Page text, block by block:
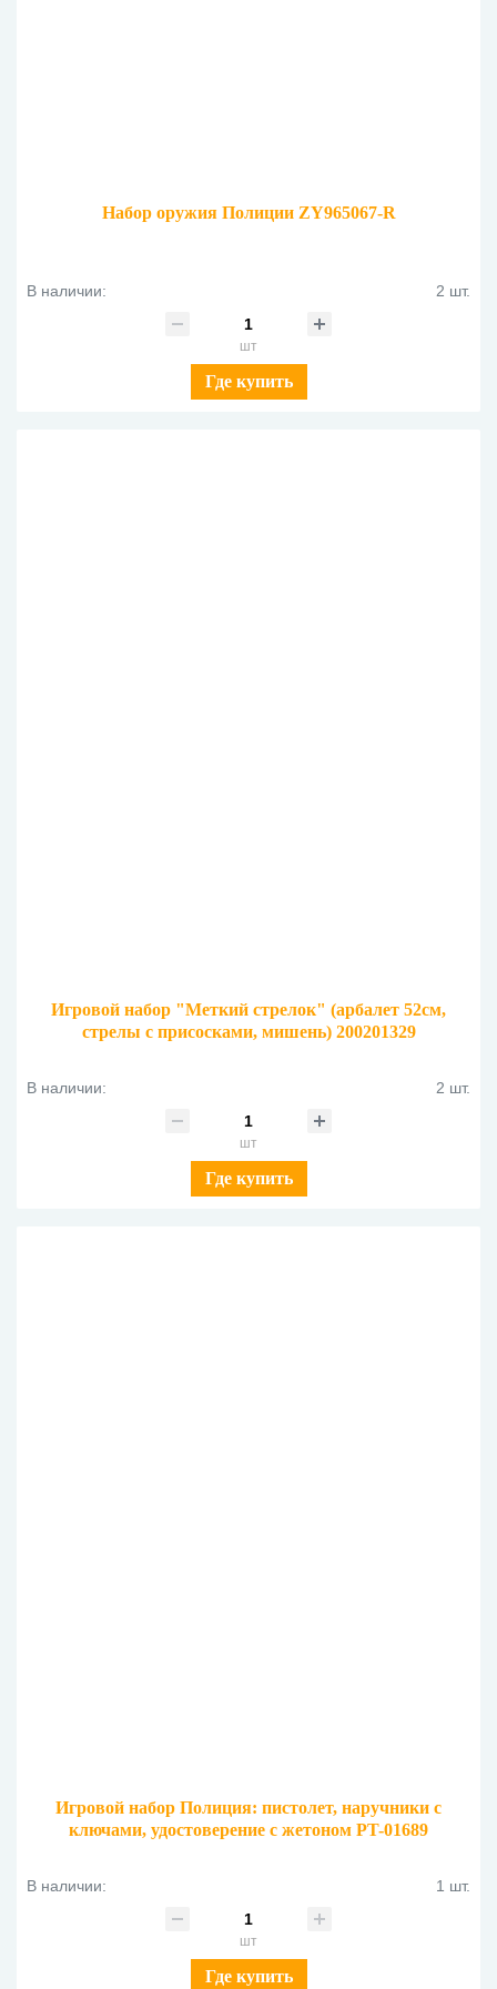
Набор оружия Полиции ZY965067-R
В наличии: 2 шт.
шт
Где купить
Игровой набор "Меткий стрелок" (арбалет 52см,
стрелы с присосками, мишень) 200201329
В наличии: 2 шт.
шт
Где купить
Игровой набор Полиция: пистолет, наручники с
ключами, удостоверение с жетоном PT-01689
В наличии: 1 шт.
шт
Где купить